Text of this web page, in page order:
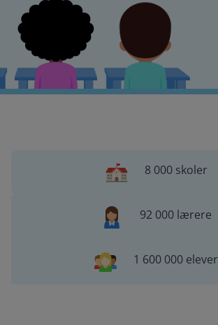
8 000 skoler
92 000 lærere
1 600 000 elever